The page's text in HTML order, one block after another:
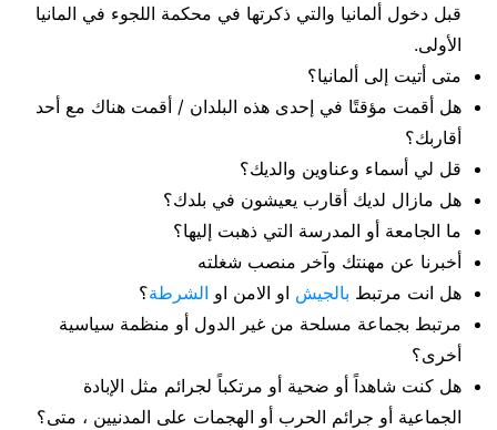
قبل دخول ألمانيا والتي ذكرتها في محكمة اللجوء في المانيا
الأولى.
متى أتيت إلى ألمانيا؟
هل أقمت مؤقتًا في إحدى هذه البلدان / أقمت هناك مع أحد
أقاربك؟
قل لي أسماء وعناوين والديك؟
هل مازال لديك أقارب يعيشون في بلدك؟
ما الجامعة أو المدرسة التي ذهبت إليها؟
أخبرنا عن مهنتك وآخر منصب شغلته
هل انت مرتبط بالجيش او الامن او الشرطة؟
مرتبط بجماعة مسلحة من غير الدول أو منظمة سياسية
أخرى؟
هل كنت شاهداً أو ضحية أو مرتكباً لجرائم مثل الإبادة
الجماعية أو جرائم الحرب أو الهجمات على المدنيين ، متى؟